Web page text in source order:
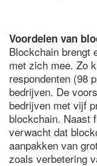
Voordelen van
Blockchain brengt
met zich mee. Zo
respondenten (98
bedrijven. De
bedrijven met vijf
blockchain. Naast
verwacht dat
aanpakken van
zoals verbetering